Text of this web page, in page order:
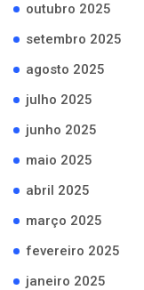
outubro 2025
setembro 2025
agosto 2025
julho 2025
junho 2025
maio 2025
abril 2025
março 2025
fevereiro 2025
janeiro 2025